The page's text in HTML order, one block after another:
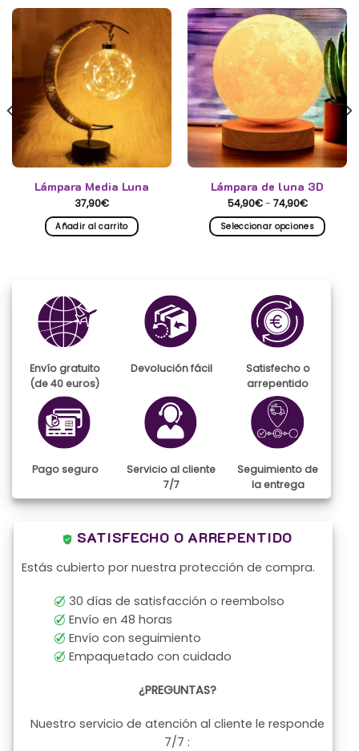
Lámpara Media Luna
37,90€
Añadir al carrito
Lámpara de luna 3D
54,90€ - 74,90€Rango
precios:
desde
54,90€
Seleccionar opciones
variantes.
Las
opciones
se
pueden
elegir
en
la
página
de
Envío gratuito
(de 40 euros)
Devolución fácil
Satisfecho o
arrepentido
Pago seguro
Servicio al cliente
7/7
Seguimiento de
la entrega
SATISFECHO O ARREPENTIDO
Estás cubierto por nuestra protección de compra.
30 días de satisfacción o reembolso
Envío en 48 horas
Envío con seguimiento
Empaquetado con cuidado
¿PREGUNTAS?
Nuestro servicio de atención al cliente le responde
7/7 :